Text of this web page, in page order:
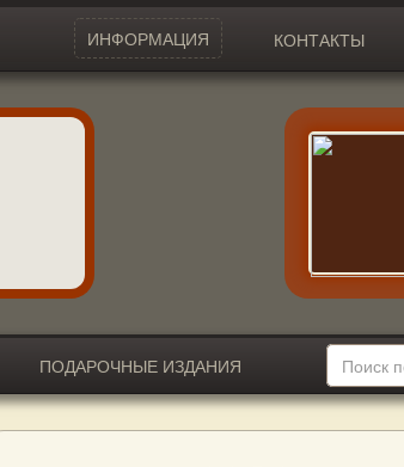
ИНФОРМАЦИЯ КОНТАКТЫ
ПОДАРОЧНЫЕ ИЗДАНИЯ